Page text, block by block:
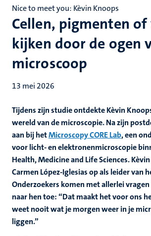
Cellen, pigmenten of
kijken door de ogen
microscoop
Nice to meet you: Kèvin Knoops
13 mei 2026
Tijdens zijn studie ontdekte Kèvin
wereld van de microscopie. Na zijn
aan bij hetMicroscopy CORE Lab, een
voor licht- en elektronenmicroscopie
Health, Medicine and Life Sciences.
Carmen López-Iglesias op als leider van
Onderzoekers komen met allerlei
naar hen toe: “Dat maakt het voor ons
weet nooit wat je morgen weer in je
liggen.”